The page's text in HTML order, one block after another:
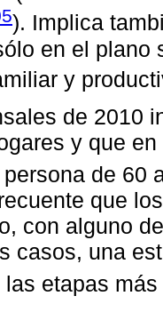
). Implica
en el plano
y
de 2010
y que
de 60
que
con alguno
casos, una
las etapas